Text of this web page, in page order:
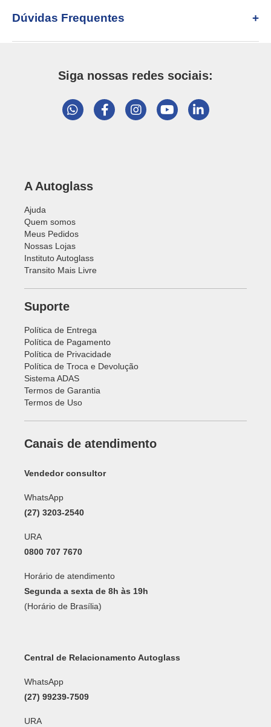
Dúvidas Frequentes
Siga nossas redes sociais:
A Autoglass
Ajuda
Quem somos
Meus Pedidos
Nossas Lojas
Instituto Autoglass
Transito Mais Livre
Suporte
Política de Entrega
Política de Pagamento
Política de Privacidade
Política de Troca e Devolução
Sistema ADAS
Termos de Garantia
Termos de Uso
Canais de atendimento
Vendedor consultor
WhatsApp
(27) 3203-2540
URA
0800 707 7670
Horário de atendimento
Segunda a sexta de 8h às 19h
(Horário de Brasília)
Central de Relacionamento Autoglass
WhatsApp
(27) 99239-7509
URA